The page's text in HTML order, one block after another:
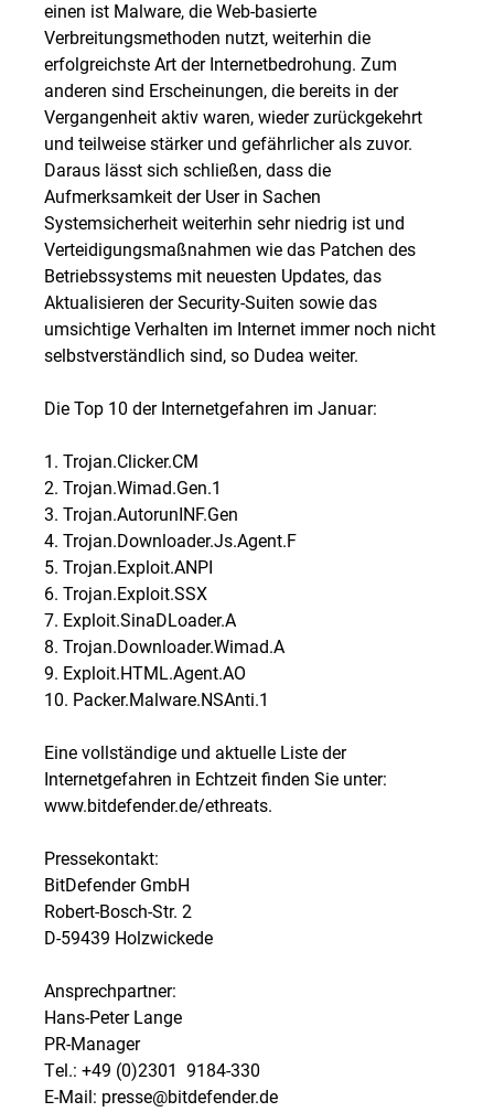
einen ist Malware, die Web-basierte
Verbreitungsmethoden nutzt, weiterhin die
erfolgreichste Art der Internetbedrohung. Zum
anderen sind Erscheinungen, die bereits in der
Vergangenheit aktiv waren, wieder zurückgekehrt
und teilweise stärker und gefährlicher als zuvor.
Daraus lässt sich schließen, dass die
Aufmerksamkeit der User in Sachen
Systemsicherheit weiterhin sehr niedrig ist und
Verteidigungsmaßnahmen wie das Patchen des
Betriebssystems mit neuesten Updates, das
Aktualisieren der Security-Suiten sowie das
umsichtige Verhalten im Internet immer noch nicht
selbstverständlich sind, so Dudea weiter.
Die Top 10 der Internetgefahren im Januar:
1. Trojan.Clicker.CM
2. Trojan.Wimad.Gen.1
3. Trojan.AutorunINF.Gen
4. Trojan.Downloader.Js.Agent.F
5. Trojan.Exploit.ANPI
6. Trojan.Exploit.SSX
7. Exploit.SinaDLoader.A
8. Trojan.Downloader.Wimad.A
9. Exploit.HTML.Agent.AO
10. Packer.Malware.NSAnti.1
Eine vollständige und aktuelle Liste der
Internetgefahren in Echtzeit finden Sie unter:
www.bitdefender.de/ethreats.
Pressekontakt:
BitDefender GmbH
Robert-Bosch-Str. 2
D-59439 Holzwickede
Ansprechpartner:
Hans-Peter Lange
PR-Manager
Tel.: +49 (0)2301  9184-330
E-Mail: presse@bitdefender.de